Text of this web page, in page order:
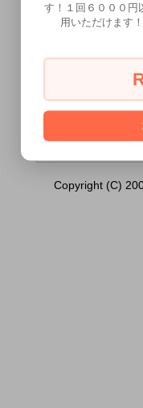
ー専用ラブ
[
Copyright (C)
す！１回６０００円
用いただけます